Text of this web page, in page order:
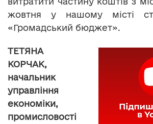
жовтня у нашому місті
«Громадський бюджет».
ТЕТЯНА
КОРЧАК,
начальник
управління
економіки,
промисловості